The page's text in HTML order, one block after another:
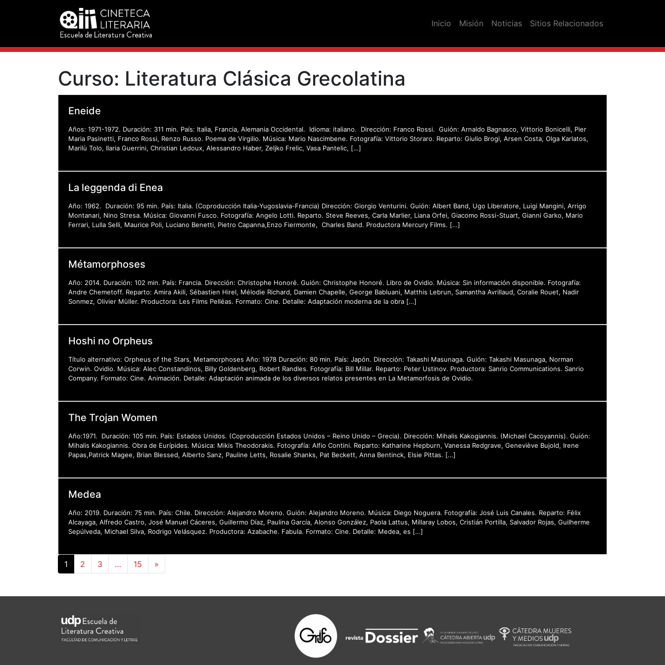
Inicio
Misión Noticias Sitios Relacionados
Curso: Literatura Clásica Grecolatina
Eneide
Años: 1971-1972. Duración: 311 min. País: Italia, Francia, Alemania Occidental. Idioma: italiano. Dirección: Franco Rossi. Guión: Arnaldo Bagnasco, Vittorio Bonicelli, Pier
Maria Pasinetti, Franco Rossi, Renzo Russo. Poema de Virgilio. Música: Mario Nascimbene. Fotografía: Vittorio Storaro. Reparto: Giulio Brogi, Arsen Costa, Olga Karlatos,
Marilù Tolo, Ilaria Guerrini, Christian Ledoux, Alessandro Haber, Zeljko Frelic, Vasa Pantelic, […]
La leggenda di Enea
Año: 1962. Duración: 95 min. País: Italia. (Coproducción Italia-Yugoslavia-Francia) Dirección: Giorgio Venturini. Guión: Albert Band, Ugo Liberatore, Luigi Mangini, Arrigo
Montanari, Nino Stresa. Música: Giovanni Fusco. Fotografía: Angelo Lotti. Reparto. Steve Reeves, Carla Marlier, Liana Orfei, Giacomo Rossi-Stuart, Gianni Garko, Mario
Ferrari, Lulla Selli, Maurice Poli, Luciano Benetti, Pietro Capanna,Enzo Fiermonte, Charles Band. Productora Mercury Films. […]
Métamorphoses
Año: 2014. Duración: 102 min. País: Francia. Dirección: Christophe Honoré. Guión: Christophe Honoré. Libro de Ovidio. Música: Sin información disponible. Fotografía:
Andre Chemetoff. Reparto: Amira Akili, Sébastien Hirel, Mélodie Richard, Damien Chapelle, George Babluani, Matthis Lebrun, Samantha Avrillaud, Coralie Rouet, Nadir
Sonmez, Olivier Müller. Productora: Les Films Pelléas. Formato: Cine. Detalle: Adaptación moderna de la obra […]
Hoshi no Orpheus
Título alternativo: Orpheus of the Stars, Metamorphoses Año: 1978 Duración: 80 min. País: Japón. Dirección: Takashi Masunaga. Guión: Takashi Masunaga, Norman
Corwin. Ovidio. Música: Alec Constandinos, Billy Goldenberg, Robert Randles. Fotografía: Bill Millar. Reparto: Peter Ustinov. Productora: Sanrio Communications. Sanrio
Company. Formato: Cine. Animación. Detalle: Adaptación animada de los diversos relatos presentes en La Metamorfosis de Ovidio.
The Trojan Women
Año:1971. Duración: 105 min. País: Estados Unidos. (Coproducción Estados Unidos – Reino Unido – Grecia). Dirección: Mihalis Kakogiannis. (Michael Cacoyannis). Guión:
Mihalis Kakogiannis. Obra de Eurípides. Música: Mikis Theodorakis. Fotografía: Alfio Contini. Reparto: Katharine Hepburn, Vanessa Redgrave, Geneviève Bujold, Irene
Papas,Patrick Magee, Brian Blessed, Alberto Sanz, Pauline Letts, Rosalie Shanks, Pat Beckett, Anna Bentinck, Elsie Pittas. […]
Medea
Año: 2019. Duración: 75 min. País: Chile. Dirección: Alejandro Moreno. Guión: Alejandro Moreno. Música: Diego Noguera. Fotografía: José Luis Canales. Reparto: Félix
Alcayaga, Alfredo Castro, José Manuel Cáceres, Guillermo Díaz, Paulina García, Alonso González, Paola Lattus, Millaray Lobos, Cristián Portilla, Salvador Rojas, Guilherme
Sepúlveda, Michael Silva, Rodrigo Velásquez. Productora: Azabache. Fabula. Formato: Cine. Detalle: Medea, es […]
1 2 3 … 15 »